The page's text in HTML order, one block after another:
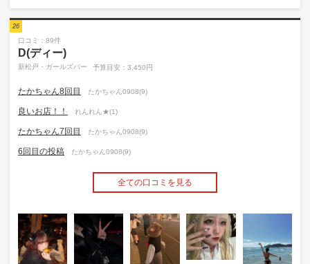
26
口コミ：89件
D(ディー)
新松戸・ガールズバー 予算目安：3,450円
たかちゃん8回目 たかちゃん0908(9)
良いお店！！ れんれん★(1)
たかちゃん7回目 たかちゃん0908(9)
6回目の投稿 たかちゃん0908(9)
全ての口コミを見る